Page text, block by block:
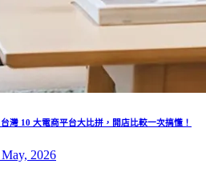
灣 10 大電商平台大比拼，開店比較一次搞懂！
2026